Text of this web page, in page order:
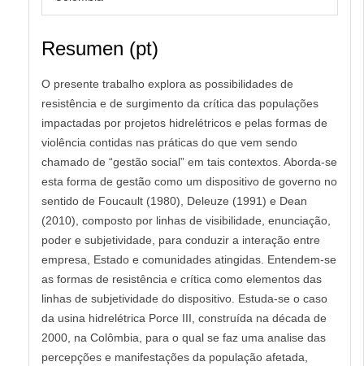
Resumen (pt)
O presente trabalho explora as possibilidades de
resistência e de surgimento da crítica das populações
impactadas por projetos hidrelétricos e pelas formas de
violência contidas nas práticas do que vem sendo
chamado de “gestão social” em tais contextos. Aborda-se
esta forma de gestão como um dispositivo de governo no
sentido de Foucault (1980), Deleuze (1991) e Dean
(2010), composto por linhas de visibilidade, enunciação,
poder e subjetividade, para conduzir a interação entre
empresa, Estado e comunidades atingidas. Entendem-se
as formas de resistência e crítica como elementos das
linhas de subjetividade do dispositivo. Estuda-se o caso
da usina hidrelétrica Porce III, construída na década de
2000, na Colômbia, para o qual se faz uma analise das
percepções e manifestações da população afetada,